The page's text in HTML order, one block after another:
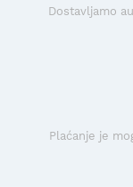
Dostavljamo
Plaćanje je